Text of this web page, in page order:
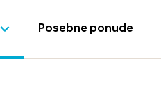
Posebne ponude